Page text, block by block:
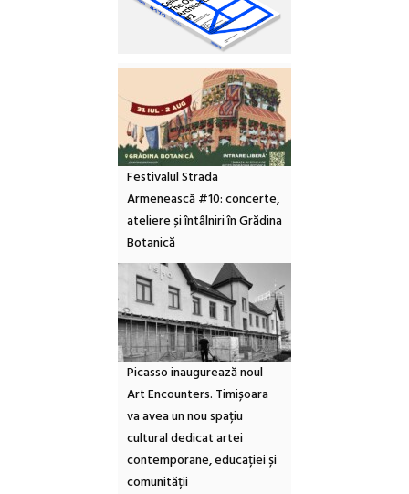
Festivalul Strada
Armenească #10: concerte,
ateliere și întâlniri în Grădina
Botanică
Picasso inaugurează noul
Art Encounters. Timișoara
va avea un nou spațiu
cultural dedicat artei
contemporane, educației și
comunității